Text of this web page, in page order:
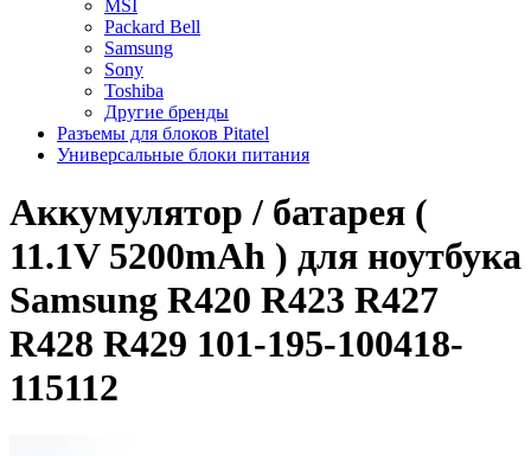
MSI
Packard Bell
Samsung
Sony
Toshiba
Другие бренды
Разъемы для блоков Pitatel
Универсальные блоки питания
Аккумулятор / батарея (
11.1V 5200mAh ) для ноутбука
Samsung R420 R423 R427
R428 R429 101-195-100418-
115112